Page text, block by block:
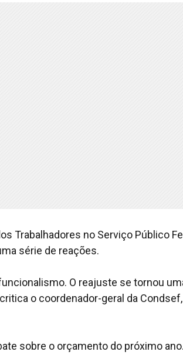
Trabalhadores no Serviço Público
série de reações.
O reajuste se tornou
o coordenador-geral da Condsef,
sobre o orçamento do próximo